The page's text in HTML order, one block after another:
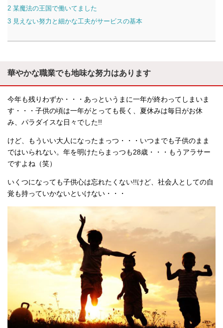
2 某魔法の王国で働いてました
3 見えない努力と細かな工夫がサービスの基本
華やかな職業でも地味な努力はあります
今年も残りわずか・・・あっというまに一年が終わってしまいま
す・・・子供の頃は一年がとっても長く、夏休みは毎日がお休
み、パラダイスな日々でした!!
けど、もういい大人になったまっつ・・・いつまでも子供のまま
ではいられない。年を明けたらまっつも28歳・・・もうアラサー
ですよね（笑）
いくつになっても子供心は忘れたくない!!けど、社会人としての自
覚も持っていかないといけない・・・